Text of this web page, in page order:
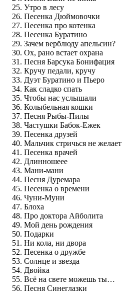
Утро в лесу
Песенка Дюймовочки
Песенка про котенка
Песенка Буратино
Зачем верблюду апельсин?
Ох, рано встает охрана
Песня Барсука Бонифация
Кручу педали, кручу
Дуэт Буратино и Пьеро
Как сладко спать
Чтобы нас услышали
Колыбельная кошки
Песня Рыбы-Пилы
Частушки Бабок-Ежек
Песенка друзей
Мальчик стричься не желает
Песенка врачей
Длинношеее
Мани-мани
Песня Дуремара
Песенка о времени
Чуни-Муни
Блоха
Про доктора Айболита
Мой день рождения
Подарки
Ни кола, ни двора
Песенка о дружбе
Солнце и звезда
Двойка
Всё на свете можешь ты…
Песня Синеглазки